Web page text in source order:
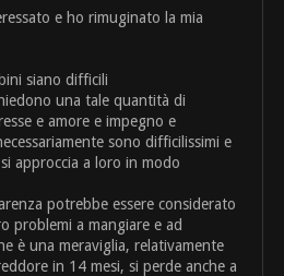
e ho rimuginato la mia
siano difficili
una tale quantità di
e amore e impegno e
sono difficilissimi e
approccia a loro in modo
potrebbe essere considerato
problemi a mangiare e ad
è una meraviglia, relativamente
in 14 mesi, si perde anche a